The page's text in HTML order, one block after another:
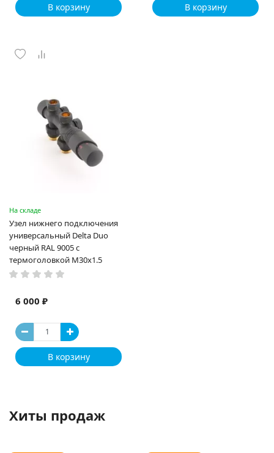
В корзину В корзину
На складе
Узел нижнего подключения
универсальный Delta Duo
черный RAL 9005 с
термоголовкой М30x1.5
6 000 ₽
В корзину
Хиты продаж